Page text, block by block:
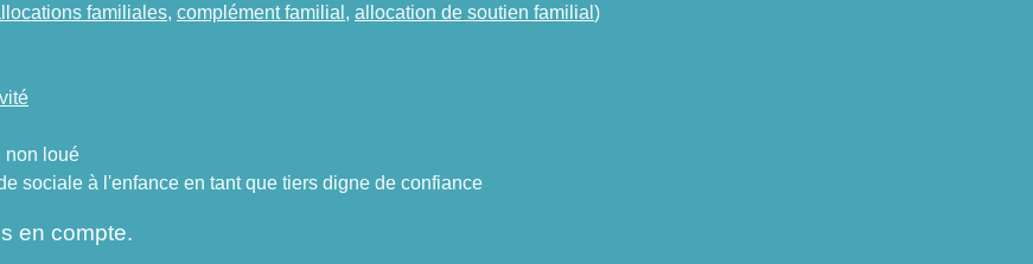
familiales, complément familial , allocation de soutien familial )
non loué
sociale à l'enfance en tant que tiers digne de confiance
en compte.